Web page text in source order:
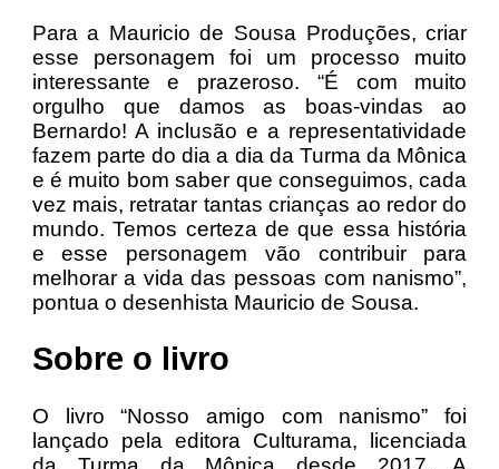
Para a Mauricio de Sousa Produções, criar
esse personagem foi um processo muito
interessante e prazeroso. “É com muito
orgulho que damos as boas-vindas ao
Bernardo! A inclusão e a representatividade
fazem parte do dia a dia da Turma da Mônica
e é muito bom saber que conseguimos, cada
vez mais, retratar tantas crianças ao redor do
mundo. Temos certeza de que essa história
e esse personagem vão contribuir para
melhorar a vida das pessoas com nanismo”,
pontua o desenhista Mauricio de Sousa.
Sobre o livro
O livro “Nosso amigo com nanismo” foi
lançado pela editora Culturama, licenciada